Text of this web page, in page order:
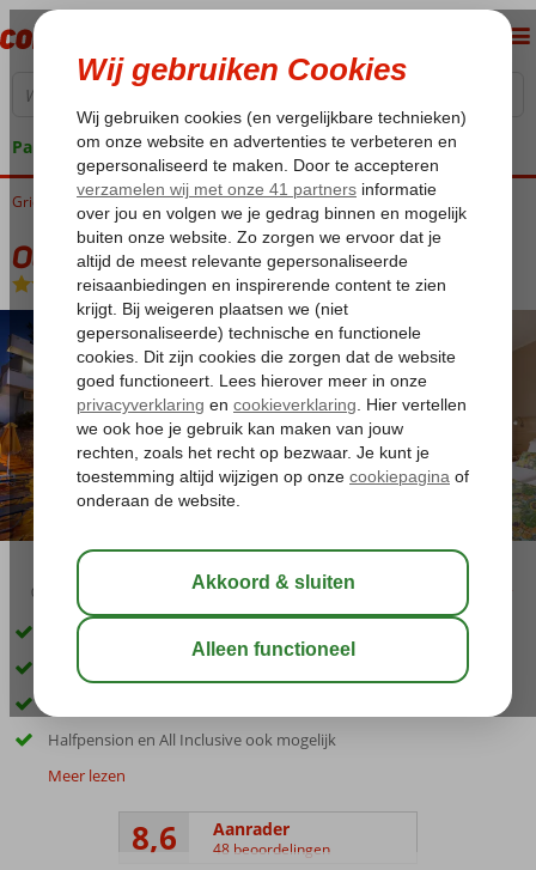
Pakketgarantie
Home
Griekenland Kreta Rethymnon Oasis Scaleta
Oasis Scaleta
Logies en ontbijt -Hotel
03:30
Nabij het gezellige Rethymnon
Op korte afstand van Scaleta Beach
Halfpension en All Inclusive ook mogelijk
Meer lezen
8,6 Aanrader
48 beoordelingen